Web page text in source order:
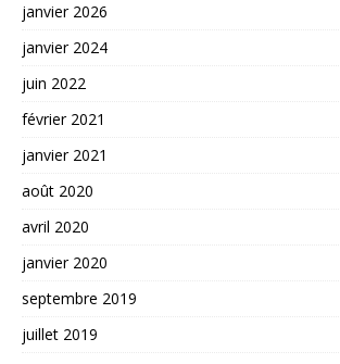
janvier 2026
janvier 2024
juin 2022
février 2021
janvier 2021
août 2020
avril 2020
janvier 2020
septembre 2019
juillet 2019